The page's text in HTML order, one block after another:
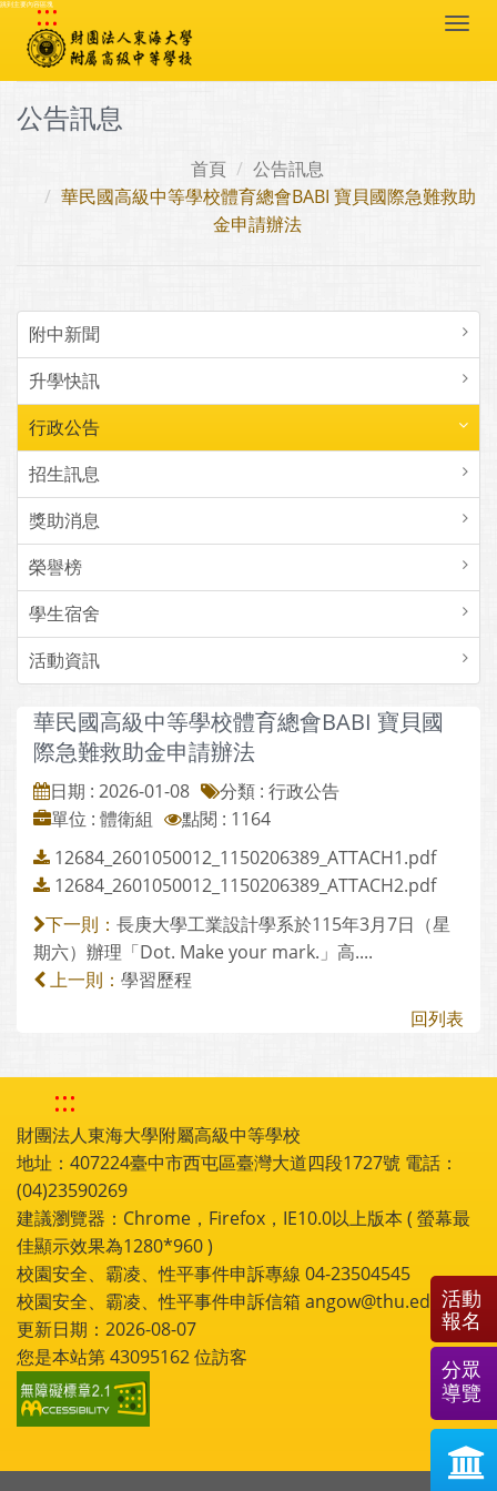
跳到主要內容區塊
:::
公告訊息
首頁
公告訊息
華民國高級中等學校體育總會BABI 寶貝國際急難救助
金申請辦法
附中新聞
升學快訊
行政公告
招生訊息
獎助消息
榮譽榜
學生宿舍
活動資訊
華民國高級中等學校體育總會BABI 寶貝國
際急難救助金申請辦法
日期 : 2026-01-08
分類 : 行政公告
單位 : 體衛組
點閱 : 1164
12684_2601050012_1150206389_ATTACH1.pdf
12684_2601050012_1150206389_ATTACH2.pdf
下一則： 長庚大學工業設計學系於115年3月7日（星
期六）辦理「Dot. Make your mark.」高....
上一則： 學習歷程
回列表
:::
財團法人東海大學附屬高級中等學校
地址：407224臺中市西屯區臺灣大道四段1727號 電話：
(04)23590269
建議瀏覽器：Chrome，Firefox，IE10.0以上版本 ( 螢幕最
佳顯示效果為1280*960 )
校園安全、霸凌、性平事件申訴專線 04-23504545
校園安全、霸凌、性平事件申訴信箱 angow@thu.edu.tw
更新日期：2026-08-07
您是本站第43095162位訪客
活動
報名
分眾
導覽